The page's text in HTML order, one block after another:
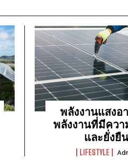
พลังงานแสงอ
พลังงานที่มีคว
และยั่งยืน
LIFESTYLE